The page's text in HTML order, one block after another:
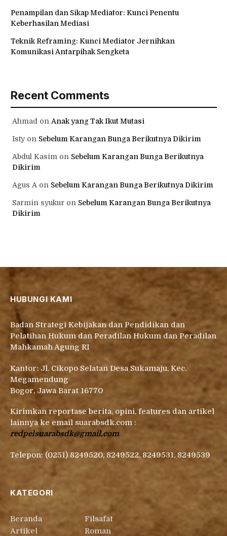
Penampilan dan Sikap Mediator: Kunci Penentu
Keberhasilan Mediasi
Teknik Reframing: Kunci Mediator Jernihkan
Komunikasi Antarpihak Sengketa
Recent Comments
Ahmad on Anak yang Tak Ikut Mutasi
Istyon Sebelum Karangan Bunga Berikutnya Dikirim
Abdul Kasim on Sebelum Karangan Bunga Berikutnya
Dikirim
Agus A on Sebelum Karangan Bunga Berikutnya Dikirim
Sarmin syukur on Sebelum Karangan Bunga Berikutnya
Dikirim
HUBUNGI KAMI
Badan Strategi Kebijakan dan Pendidikan dan
Pelatihan Hukum dan Peradilan Hukum dan Peradilan
Mahkamah Agung RI
Kantor: Jl. Cikopo Selatan Desa Sukamaju, Kec.
Megamendung
Bogor, Jawa Barat 16770
Kirimkan reportase berita, opini, features dan artikel
lainnya ke email suarabsdk.com :
redpelsuarabsdk@gmail.com
Telepon: (0251) 8249520, 8249522, 8249531, 8249539
KATEGORI
Beranda
Artikel
Filsafat
Roman